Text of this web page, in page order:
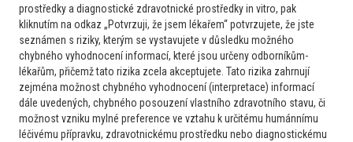
Prosím o konzultaci u pac., kterému lab. zjištěna významná
elevace FW (120mmH, již v minulosti opak. okolo 60mmH),
vyšší CB, v ELFO a imunofixaci prokázána
hypergamaglobulinemie a několik oligoklonálních pruhů, mírná
normocytární anemie, albuminurie...
2 5. 8. 2026 Číst více
prostředky a diagnostické zdravotnické prostředky in vitro, pak
kliknutím na odkaz „Potvrzuji, že jsem lékařem“ potvrzujete, že jste
seznámen s riziky, kterým se vystavujete v důsledku možného
chybného vyhodnocení informací, které jsou určeny odborníkům-
lékařům, přičemž tato rizika zcela akceptujete. Tato rizika zahrnují
zejména možnost chybného vyhodnocení (interpretace) informací
dále uvedených, chybného posouzení vlastního zdravotního stavu, či
možnost vzniku mylné preference ve vztahu k určitému humánnímu
léčivému přípravku, zdravotnickému prostředku nebo diagnostickému